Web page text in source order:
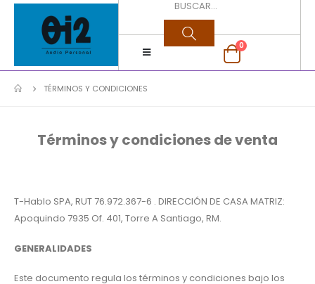
0
TÉRMINOS Y CONDICIONES
Términos y condiciones de venta
T-Hablo SPA, RUT 76.972.367-6 . DIRECCIÓN DE CASA MATRIZ:
Apoquindo 7935 Of. 401, Torre A Santiago, RM.
GENERALIDADES
Este documento regula los términos y condiciones bajo los